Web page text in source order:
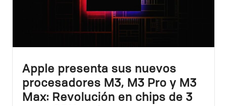
Apple presenta sus nuevos
procesadores M3, M3 Pro y M3
Max: Revolución en chips de 3